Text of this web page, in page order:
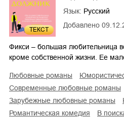
ТЕКСТ 3
Добавлено
Язык: Русский
Фикси – большая любительница
кроме собственной жизни. Ее
любовные романы
современные любовные романы
зарубежные любовные романы
романтическая комедия
в